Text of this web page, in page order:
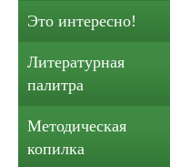
Это интересно!
Литературная
палитра
Методическая
копилка